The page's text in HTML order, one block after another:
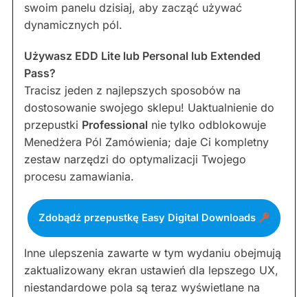
swoim panelu dzisiaj, aby zacząć używać
dynamicznych pól.
Używasz EDD Lite lub Personal lub Extended
Pass?
Tracisz jeden z najlepszych sposobów na
dostosowanie swojego sklepu! Uaktualnienie do
przepustki Professional nie tylko odblokowuje
Menedżera Pól Zamówienia; daje Ci kompletny
zestaw narzędzi do optymalizacji Twojego
procesu zamawiania.
Zdobądź przepustkę Easy Digital Downloads
Inne ulepszenia zawarte w tym wydaniu obejmują
zaktualizowany ekran ustawień dla lepszego UX,
niestandardowe pola są teraz wyświetlane na